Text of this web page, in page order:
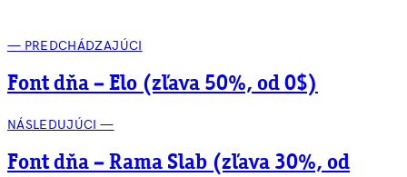
— PREDCHÁDZAJÚCI
Font dňa – Elo (zľava 50%, od 0$)
NÁSLEDUJÚCI —
Font dňa – Rama Slab (zľava 30%, od